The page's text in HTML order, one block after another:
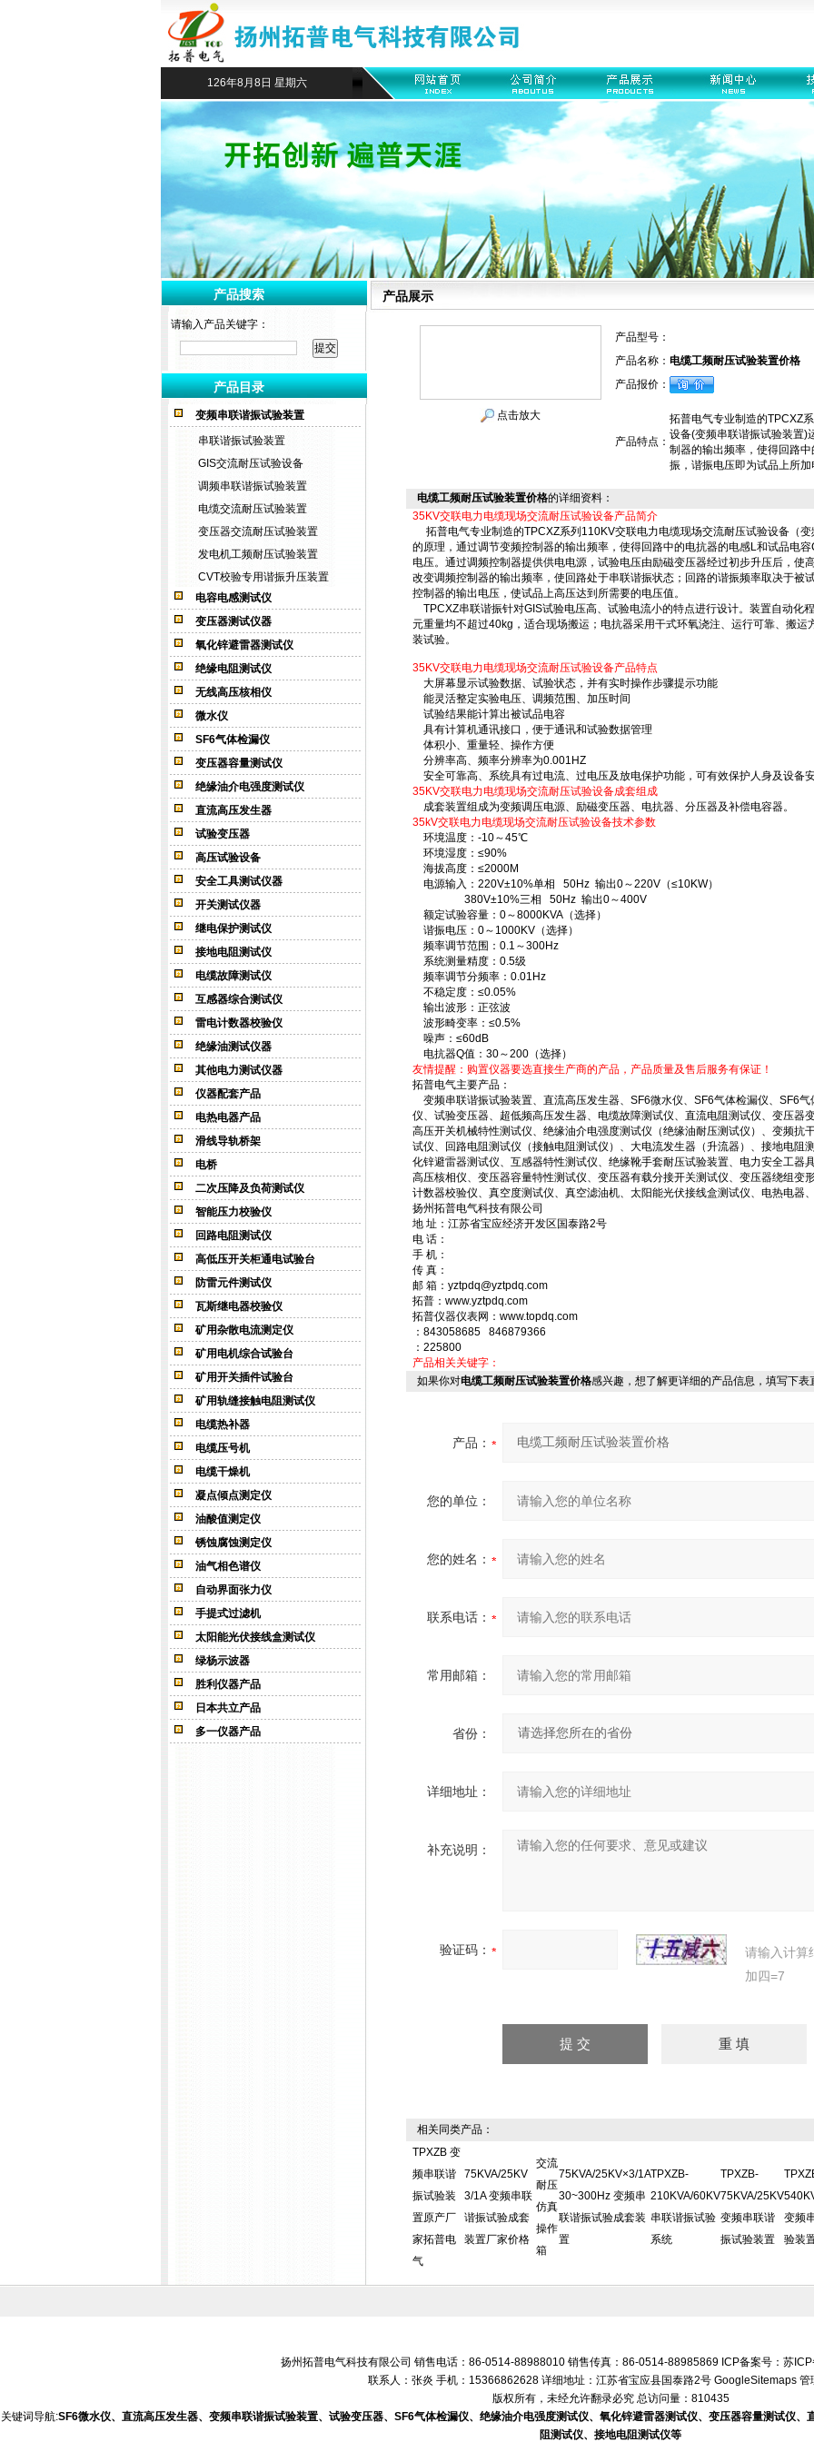
126年8月8日 星期六
产品搜索
请输入产品关键字：
产品目录
变频串联谐振试验装置
串联谐振试验装置
GIS交流耐压试验设备
调频串联谐振试验装置
电缆交流耐压试验装置
变压器交流耐压试验装置
发电机工频耐压试验装置
CVT校验专用谐振升压装置
电容电感测试仪
变压器测试仪器
氧化锌避雷器测试仪
绝缘电阻测试仪
无线高压核相仪
微水仪
SF6气体检漏仪
变压器容量测试仪
绝缘油介电强度测试仪
直流高压发生器
试验变压器
高压试验设备
安全工具测试仪器
开关测试仪器
继电保护测试仪
接地电阻测试仪
电缆故障测试仪
互感器综合测试仪
雷电计数器校验仪
绝缘油测试仪器
其他电力测试仪器
仪器配套产品
电热电器产品
滑线导轨桥架
电桥
二次压降及负荷测试仪
智能压力校验仪
回路电阻测试仪
高低压开关柜通电试验台
防雷元件测试仪
瓦斯继电器校验仪
矿用杂散电流测定仪
矿用电机综合试验台
矿用开关插件试验台
矿用轨缝接触电阻测试仪
电缆热补器
电缆压号机
电缆干燥机
凝点倾点测定仪
油酸值测定仪
锈蚀腐蚀测定仪
油气相色谱仪
自动界面张力仪
手提式过滤机
太阳能光伏接线盒测试仪
绿杨示波器
胜利仪器产品
日本共立产品
多一仪器产品
产品展示
点击放大
产品型号：
产品名称： 电缆工频耐压试验装置价格
产品报价：
产品特点：
拓普电气专业制造的TPCXZ
设备(变频串联谐振试验装置)
制器的输出频率，使得回路
振，谐振电压即为试品上所加
电缆工频耐压试验装置价格的详细资料：
35KV交联电力电缆现场交流耐压试验设备产品简介
拓普电气专业制造的TPCXZ系列 110KV交联电力电缆现场交流耐压试验设备（
的原理，通过调节变频控制器的输出频率，使得回路中的电抗器的电感L和试品电
电压。通过调频控制器提供供电电源，试验电压由励磁变压器经过初步升压后，使
改变调频控制器的输出频率，使回路处于串联谐振状态；回路的谐振频率取决于被
控制器的输出电压，使试品上高压达到所需要的电压值。
TPCXZ串联谐振针对GIS试验电压高、试验电流小的特点进行设计。装置自动化
元重量均不超过40kg，适合现场搬运；电抗器采用干式环氧浇注、运行可靠、搬运
装试验。
35KV交联电力电缆现场交流耐压试验设备产品特点
大屏幕显示试验数据、试验状态，并有实时操作步骤提示功能
能灵活整定实验电压、调频范围、加压时间
试验结果能计算出被试品电容
具有计算机通讯接口，便于通讯和试验数据管理
体积小、重量轻、操作方便
分辨率高、频率分辨率为0.001HZ
安全可靠高、系统具有过电流、过电压及放电保护功能，可有效保护人身及设备
35KV交联电力电缆现场交流耐压试验设备成套组成
成套装置组成为变频调压电源、励磁变压器、电抗器、分压器及补偿电容器。
35kV交联电力电缆现场交流耐压试验设备技术参数
环境温度：-10～45℃
环境湿度：≤90%
海拔高度：≤2000M
电源输入：220V±10%单相 50Hz 输出0～220V（≤10KW）
380V±10%三相 50Hz 输出0～400V
额定试验容量：0～8000KVA（选择）
谐振电压：0～1000KV（选择）
频率调节范围：0.1～300Hz
系统测量精度：0.5级
频率调节分频率：0.01Hz
不稳定度：≤0.05%
输出波形：正弦波
波形畸变率：≤0.5%
噪声：≤60dB
电抗器Q值：30～200（选择）
友情提醒：购置仪器要选直接生产商的产品，产品质量及售后服务有保证！
拓普电气主要产品：
变频串联谐振试验装置、直流高压发生器、SF6微水仪、SF6气体检漏仪、SF6
仪、试验变压器、超低频高压发生器、电缆故障测试仪、直流电阻测试仪、变压器
高压开关机械特性测试仪、绝缘油介电强度测试仪（绝缘油耐压测试仪）、变频抗
试仪、回路电阻测试仪（接触电阻测试仪）、大电流发生器（升流器）、接地电阻
化锌避雷器测试仪、互感器特性测试仪、绝缘靴手套耐压试验装置、电力安全工器
高压核相仪、变压器容量特性测试仪、变压器有载分接开关测试仪、变压器绕组变
计数器校验仪、真空度测试仪、真空滤油机、太阳能光伏接线盒测试仪、电热电器
扬州拓普电气科技有限公司
地 址：江苏省宝应经济开发区国泰路2号
电 话：
手 机：
传 真：
邮 箱：yztpdq@yztpdq.com
拓普：www.yztpdq.com
拓普仪器仪表网：www.topdq.com
：843058685 846879366
：225800
产品相关关键字：
如果你对电缆工频耐压试验装置价格感兴趣，想了解更详细的产品信息，填写下表
产品：
您的单位：
您的姓名：
联系电话：
常用邮箱：
省份：
详细地址：
补充说明：
验证码：
请输入计算
加四=7
相关同类产品：
TPXZB 变
频串联谐
振试验装
置原产厂
家拓普电
气
75KVA/25KV
3/1A 变频串联
谐振试验成套
装置厂家价格
交流
耐压
仿真
操作
箱
75KVA/25KV×3/1A
30~300Hz 变频串
联谐振试验成套装
置
TPXZB-
210KVA/60KV
串联谐振试验
系统
TPXZB-
75KVA/25KV
变频串联谐
振试验装置
变频
验装
扬州拓普电气科技有限公司 销售电话：86-0514-88988010 销售传真：86-0514-88985869 ICP备案号： 苏
联系人：张炎 手机：15366862628 详细地址：江苏省宝应县国泰路2号 GoogleSitemaps 管
版权所有，未经允许翻录必究 总访问量：810435
关键词导航:SF6微水仪、直流高压发生器、变频串联谐振试验装置、试验变压器、SF6气体检漏仪、绝缘油介电强度测试仪、氧化锌避雷器测试仪、变压器容量测试仪
阻测试仪、接地电阻测试仪等